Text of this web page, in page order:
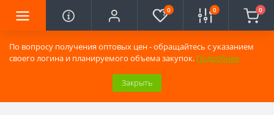
По вопросу получения оптовых цен - обращайтесь с указанием
своего логина и планируемого объема закупок. Подробнее
Закрыть
0 0 0